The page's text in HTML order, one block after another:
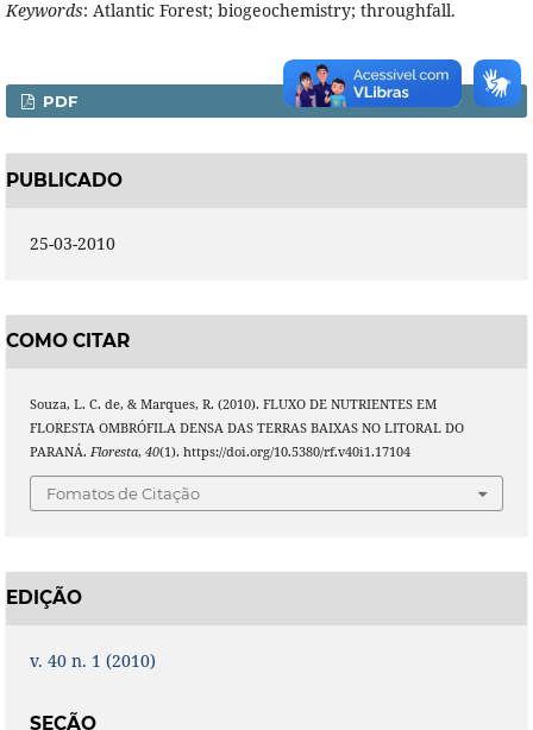
Keywords: Atlantic Forest; biogeochemistry; throughfall.
PDF
PUBLICADO
25-03-2010
COMO CITAR
Souza, L. C. de, & Marques, R. (2010). FLUXO DE NUTRIENTES EM
FLORESTA OMBRÓFILA DENSA DAS TERRAS BAIXAS NO LITORAL DO
PARANÁ. Floresta, 40(1). https://doi.org/10.5380/rf.v40i1.17104
Fomatos de Citação
EDIÇÃO
v. 40 n. 1 (2010)
SEÇÃO